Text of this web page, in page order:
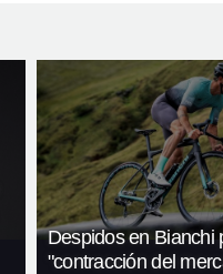
Despidos en Bianchi
"contracción del